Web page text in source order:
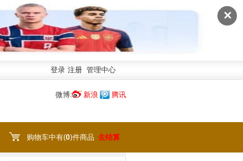
✕
登录 注册 管理中心
微博: 新浪 腾讯
购物车中有(0)件商品 去结算